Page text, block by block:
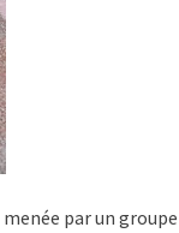
par un groupe